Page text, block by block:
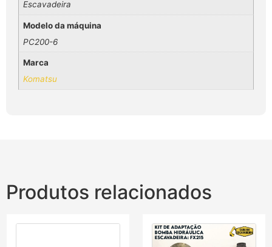
Escavadeira
Modelo da máquina
PC200-6
Marca
Komatsu
Produtos relacionados